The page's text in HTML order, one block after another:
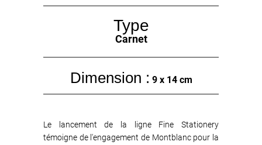
Type
Carnet
Dimension : 9 x 14 cm
Le lancement de la ligne Fine Stationery
témoigne de l'engagement de Montblanc pour la